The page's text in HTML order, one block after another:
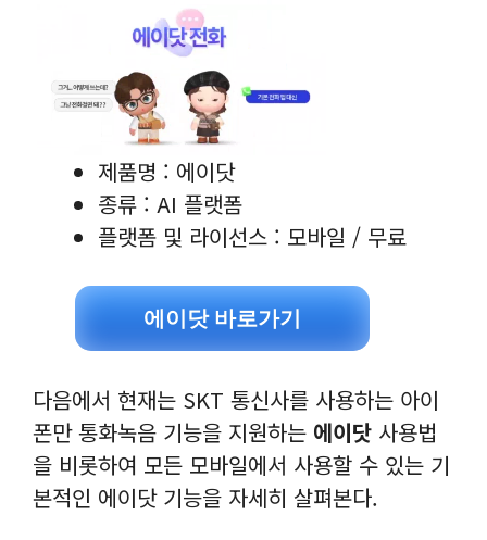
제품명 : 에이닷
종류 : AI 플랫폼
플랫폼 및 라이선스 : 모바일 / 무료
에이닷 바로가기
다음에서 현재는 SKT 통신사를 사용하는 아이
폰만 통화녹음 기능을 지원하는 에이닷 사용법
을 비롯하여 모든 모바일에서 사용할 수 있는 기
본적인 에이닷 기능을 자세히 살펴본다.